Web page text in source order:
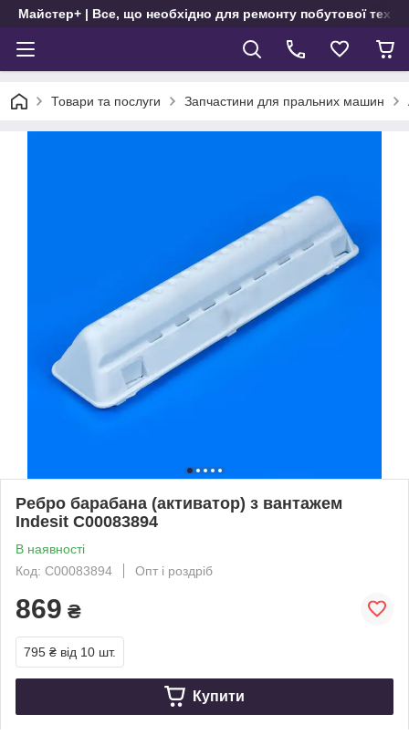
Майстер+ | Все, що необхідно для ремонту побутової
Товари та послуги Запчастини для пральних машин
Ребро барабана (активатор) з вантажем
Indesit C00083894
В наявності
Код: C00083894
Опт і роздріб
869 ₴
795 ₴ від 10 шт.
Купити